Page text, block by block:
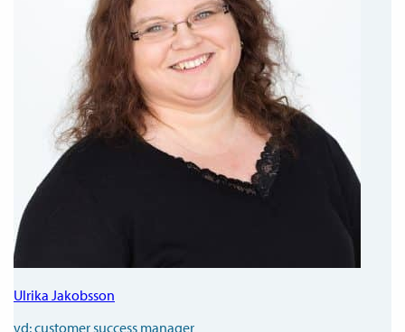
Ulrika Jakobsson
vd; customer success manager